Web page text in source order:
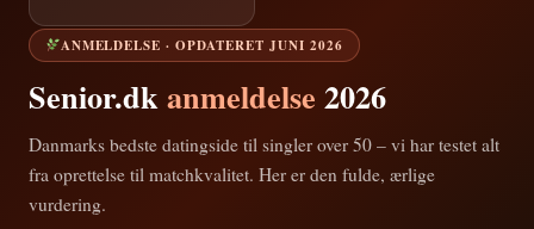
ANMELDELSE · OPDATERET JUNI 2026
Senior.dkanmeldelse 2026
Danmarks bedste datingside til singler over 50 – vi har testet alt
fra oprettelse til matchkvalitet. Her er den fulde, ærlige
vurdering.